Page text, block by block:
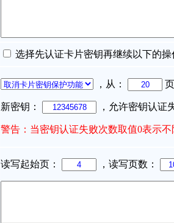
选择先认证卡片密钥再继续以下的操
，从：
新密钥： ，允许密钥认证
警告：当密钥认证失败次数取值0表示
读写起始页： ，读写页数：